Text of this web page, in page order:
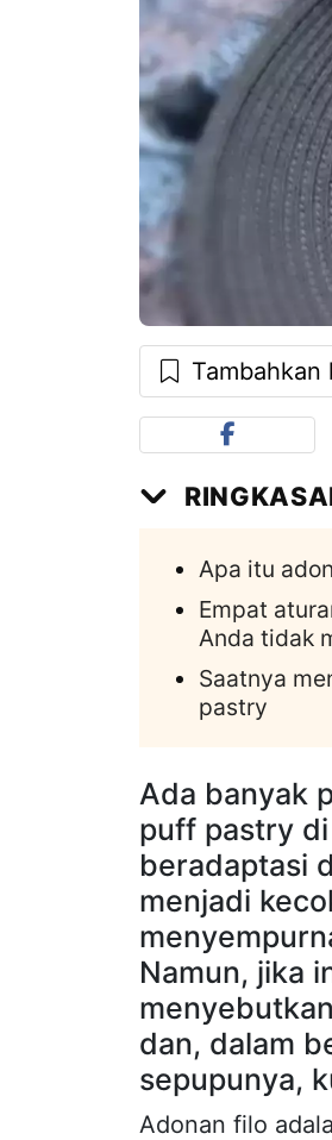
Apa itu
Empat
Anda tidak
Saatnya
pastry
Ada banyak
puff pastry
beradaptasi
menjadi
Namun, jika
dan, dalam
sepupunya,
Adonan filo